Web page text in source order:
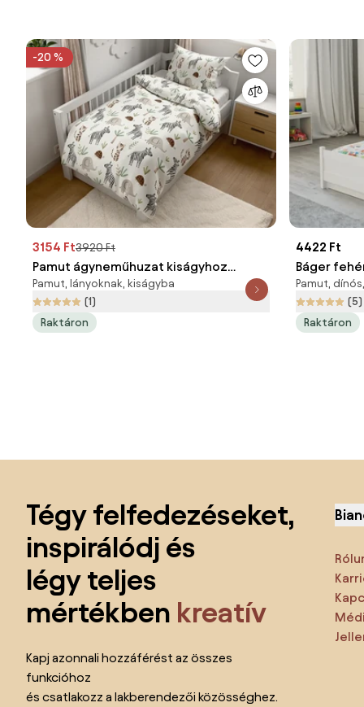
-20 %
3154 Ft3920 Ft
Pamut ágyneműhuzat kiságyhoz
Renforcé JUNGARI krémszínű
Ágyneműhuzat mérete: 45 x 65 cm | 90
x 135 cm
Pamut, lányoknak, kiságyba
(1)
Raktáron
4422 Ft
Báger
Pamut,
(5)
Raktáron
Tégy felfedezéseket,
inspirálódj és
légy teljes
mértékben kreatív
Kapj azonnali hozzáférést az összes
funkcióhoz
és csatlakozz a lakberendezői közösséghez.